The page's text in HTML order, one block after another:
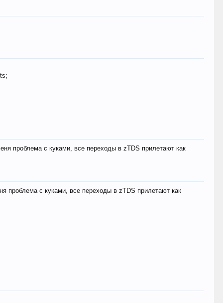
проблема с куками, все переходы в zTDS прилетают как
проблема с куками, все переходы в zTDS прилетают как